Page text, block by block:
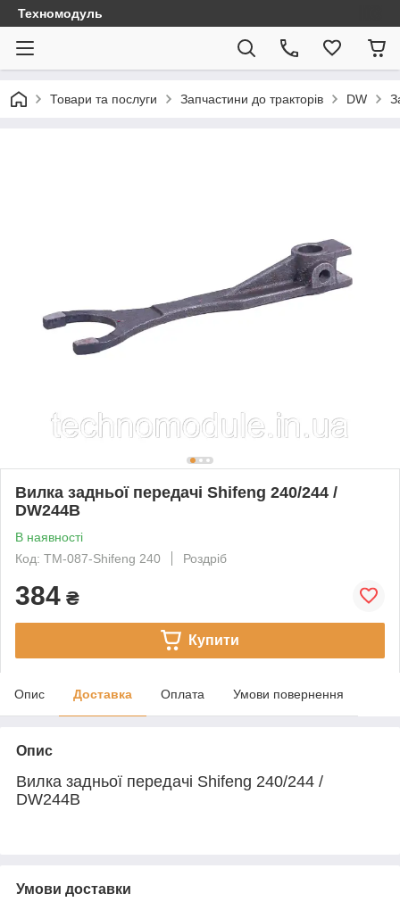
Техномодуль
Товари та послуги Запчастини до тракторів DW
Вилка задньої передачі Shifeng 240/244 /
DW244B
В наявності
Код: TM-087-Shifeng 240
Роздріб
384 ₴
Купити
Опис Доставка Оплата Умови повернення
Опис
Вилка задньої передачі Shifeng 240/244 /
DW244B
Умови доставки